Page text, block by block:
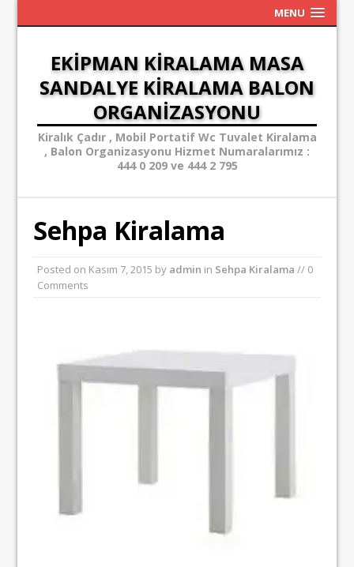
MENU
EKIPMAN KIRALAMA MASA
SANDALYE KIRALAMA BALON
ORGANIZASYONU
Kiralık Çadır , Mobil Portatif Wc Tuvalet Kiralama
, Balon Organizasyonu Hizmet Numaralarımız :
444 0 209 ve 444 2 795
Sehpa Kiralama
Posted on Kasım 7, 2015 by admin in Sehpa Kiralama // 0
Comments